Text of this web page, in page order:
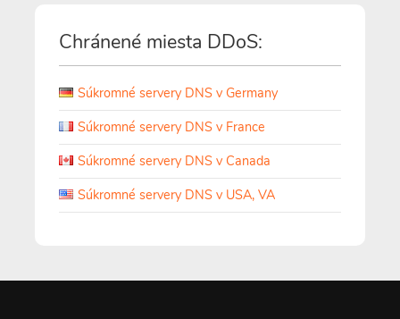
Chránené miesta DDoS:
Súkromné servery DNS v Germany
Súkromné servery DNS v France
Súkromné servery DNS v Canada
Súkromné servery DNS v USA, VA